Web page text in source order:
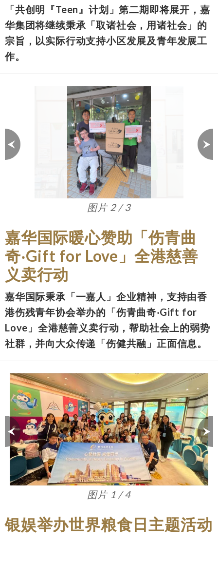
「共创明『Teen』计划」第二期即将展开，嘉
华集团将继续秉承「取诸社会，用诸社会」的
宗旨，以实际行动支持小区发展及青年发展工
作。
图片 3 / 3
嘉华国际暖心赞助「伤青曲
奇‧Gift for Love」全港慈善
义卖行动
嘉华国际秉承「一嘉人」企业精神，支持由香
港伤残青年协会举办的「伤青曲奇‧Gift for
Love」全港慈善义卖行动，帮助社会上的弱势
社群，并向大众传递「伤健共融」正面信息。
图片 1 / 4
银娱举办世界粮食日主题活动